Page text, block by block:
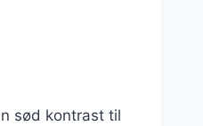
sød kontrast til